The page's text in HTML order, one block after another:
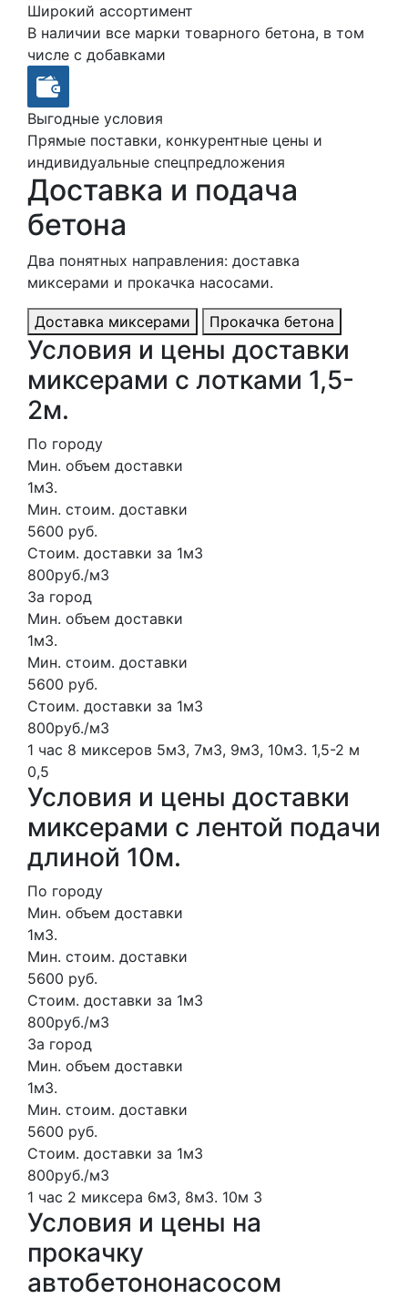
Широкий ассортимент
В наличии все марки товарного бетона, в том
числе с добавками
Выгодные условия
Прямые поставки, конкурентные цены и
индивидуальные спецпредложения
Доставка и подача
бетона
Два понятных направления: доставка
миксерами и прокачка насосами.
Доставка миксерами Прокачка бетона
Условия и цены доставки
миксерами с лотками 1,5-
2м.
По городу
Мин. объем доставки
1м3.
Мин. стоим. доставки
5600 руб.
Стоим. доставки за 1м3
800руб./м3
За город
Мин. объем доставки
1м3.
Мин. стоим. доставки
5600 руб.
Стоим. доставки за 1м3
800руб./м3
1 час 8 миксеров 5м3, 7м3, 9м3, 10м3. 1,5-2 м
0,5
Условия и цены доставки
миксерами с лентой подачи
длиной 10м.
По городу
Мин. объем доставки
1м3.
Мин. стоим. доставки
5600 руб.
Стоим. доставки за 1м3
800руб./м3
За город
Мин. объем доставки
1м3.
Мин. стоим. доставки
5600 руб.
Стоим. доставки за 1м3
800руб./м3
1 час 2 миксера 6м3, 8м3. 10м 3
Условия и цены на
прокачку
автобетононасосом